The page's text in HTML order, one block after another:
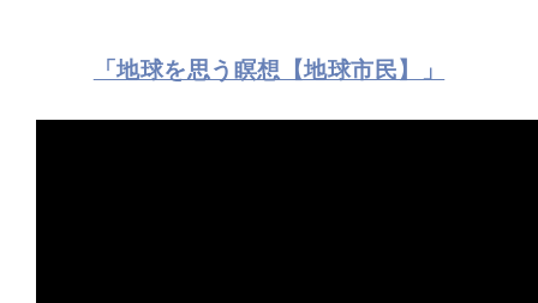
「地球を思う瞑想【地球市民】」